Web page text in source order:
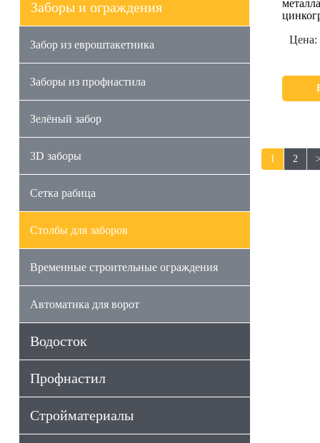
Заборы и ограждения
Забор из евроштакетника
Заборы из профнастила
Зелёный забор
3D заборы
Сетка рабица
Столбы для заборов
Временные строительные ограждения
Автоматика для ворот
Водосток
Профнастил
Стройматериалы
Цена:
1 2 >